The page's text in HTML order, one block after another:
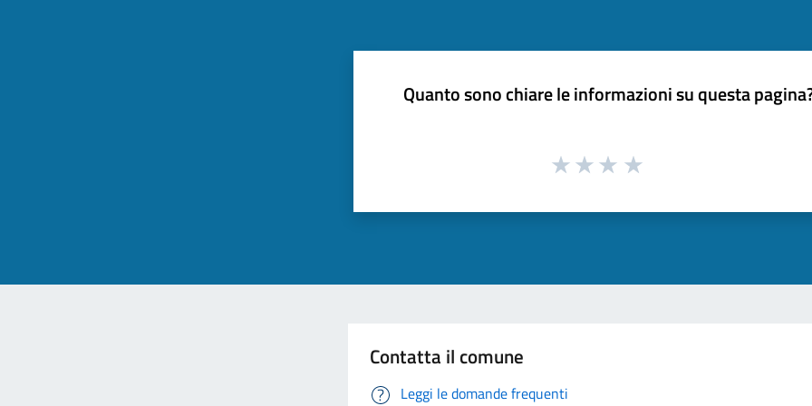
Quanto sono chiare le informazioni su questa
Contatta il comune
Leggi le domande frequenti